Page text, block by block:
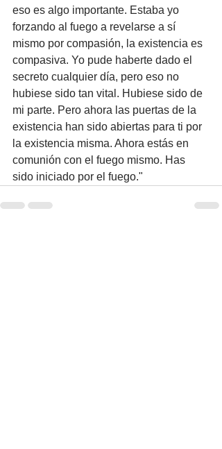
eso es algo importante. Estaba yo
forzando al fuego a revelarse a sí
mismo por compasión, la existencia es
compasiva. Yo pude haberte dado el
secreto cualquier día, pero eso no
hubiese sido tan vital. Hubiese sido de
mi parte. Pero ahora las puertas de la
existencia han sido abiertas para ti por
la existencia misma. Ahora estás en
comunión con el fuego mismo. Has
sido iniciado por el fuego."